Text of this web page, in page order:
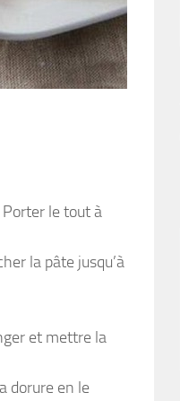
Porter le tout à
la pâte jusqu’à
et mettre la
dorure en le